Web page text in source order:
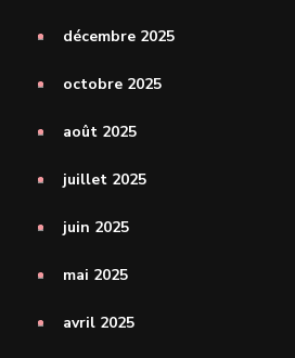
décembre 2025
octobre 2025
août 2025
juillet 2025
juin 2025
mai 2025
avril 2025